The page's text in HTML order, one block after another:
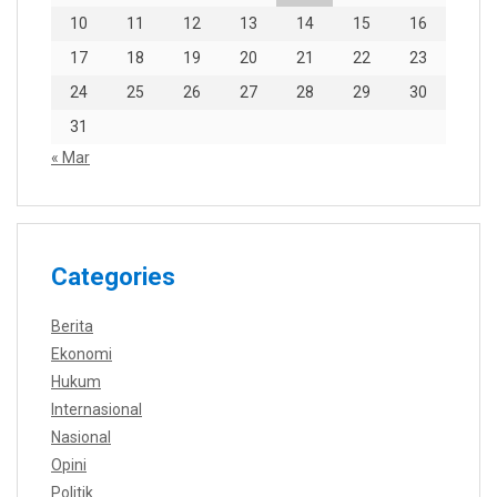
10
11 12 13 14 15
16
17
18 19 20 21 22
23
24
25 26 27 28 29
30
31
« Mar
Categories
Berita
Ekonomi
Hukum
Internasional
Nasional
Opini
Politik